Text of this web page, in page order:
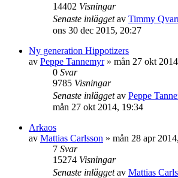
14402 Visningar
Senaste inläggetav Timmy
ons 30 dec 2015, 20:27
Ny generation Hippotizers
av Peppe Tannemyr» mån 27 okt
0 Svar
9785 Visningar
Senaste inläggetav Peppe
mån 27 okt 2014, 19:34
Arkaos
av Mattias Carlsson » mån 28 apr
7 Svar
15274 Visningar
Senaste inläggetav Mattias